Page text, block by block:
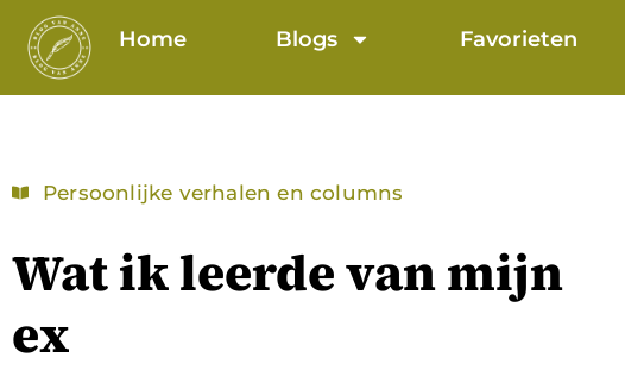
Home Blogs Favorieten
Persoonlijke verhalen en columns
Wat ik leerde van mijn
ex